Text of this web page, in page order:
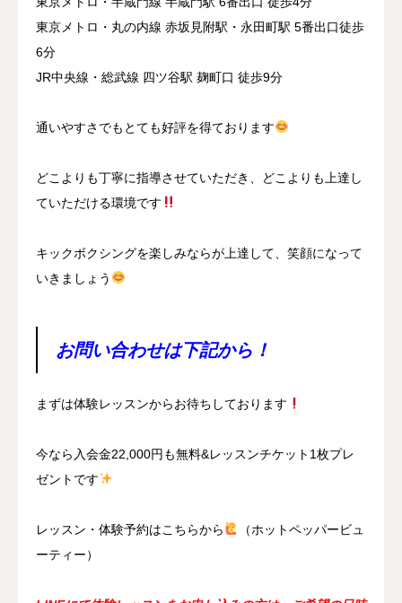
東京メトロ・丸の内線 赤坂見附駅・永田町駅 5番出口徒歩
6分
JR中央線・総武線 四ツ谷駅 麹町口 徒歩9分
通いやすさでもとても好評を得ております
どこよりも丁寧に指導させていただき、どこよりも上達し
ていただける環境です
キックボクシングを楽しみならが上達して、笑顔になって
いきましょう
お問い合わせは下記から！
まずは体験レッスンからお待ちしております
今なら入会金22,000円も無料&レッスンチケット1枚プレ
ゼントです
レッスン・体験予約はこちらから
（ホットペッパービュ
ーティー）